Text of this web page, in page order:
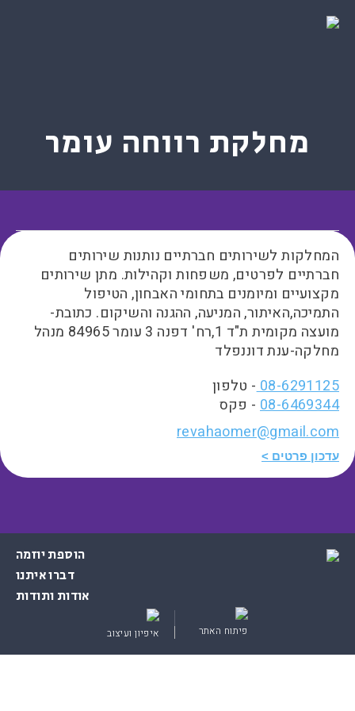
מחלקת רווחה עומר
המחלקות לשירותים חברתיים נותנות שירותים
חברתיים לפרטים, משפחות וקהילות. מתן שירותים
מקצועיים ומיומנים בתחומי האבחון, הטיפול
התמיכה,האיתור, המניעה, ההגנה והשיקום. כתובת-
מועצה מקומית ת"ד 1,רח' דפנה 3 עומר 84965 מנהל
מחלקה-ענת דוננפלד
08-6291125- טלפון
08-6469344 - פקס
revahaomer@gmail.com
עדכון פרטים
הוספת יוזמה
דברו איתנו
אודות ותודות
פיתוח האתר איפיון ועיצוב